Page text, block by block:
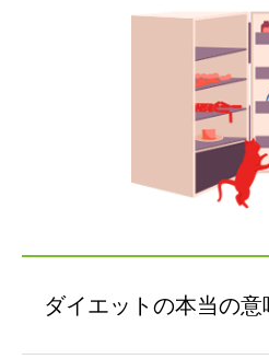
ダイエットの本当の意